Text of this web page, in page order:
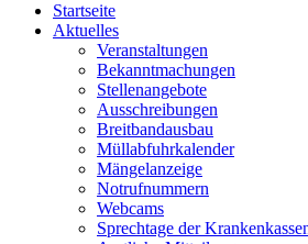
Startseite
Aktuelles
Veranstaltungen
Bekanntmachungen
Stellenangebote
Ausschreibungen
Breitbandausbau
Müllabfuhrkalender
Mängelanzeige
Notrufnummern
Webcams
Sprechtage der